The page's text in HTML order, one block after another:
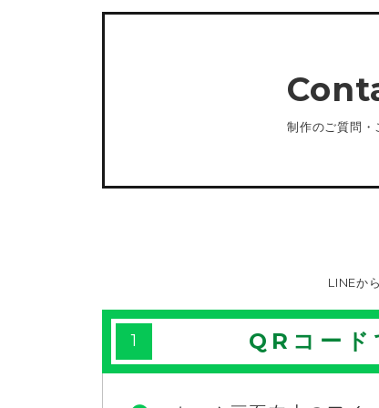
制作のご質問・
LINEか
1 QRコード